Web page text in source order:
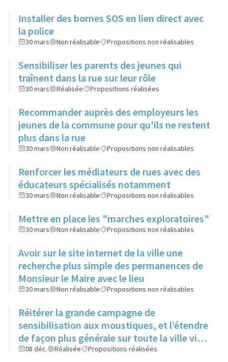
Installer des bornes SOS en lien direct avec
la police
30 mars Non réalisable Propositions non réalisables
Sensibiliser les parents des jeunes qui
traînent dans la rue sur leur rôle
30 mars Réalisée Propositions réalisées
Recommander auprès des employeurs les
jeunes de la commune pour qu'ils ne restent
plus dans la rue
30 mars Non réalisable Propositions non réalisables
Renforcer les médiateurs de rues avec des
éducateurs spécialisés notamment
30 mars Non réalisable Propositions non réalisables
Mettre en place les "marches exploratoires"
30 mars Non réalisable Propositions non réalisables
Avoir sur le site internet de la ville une
recherche plus simple des permanences de
Monsieur le Maire avec le lieu
30 mars Non réalisable Propositions non réalisables
Réitérer la grande campagne de
sensibilisation aux moustiques, et l’étendre
de façon plus générale sur toute la ville via
ses réseaux sociaux et canaux de diffusion
08 déc. Réalisée Propositions réalisées